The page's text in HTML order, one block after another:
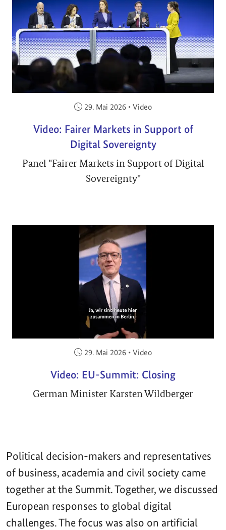
Veröffentlicht am:
29. Mai 2026 • Video
Video: Fairer Markets in Support of
Digital Sovereignty
Panel "Fairer Markets in Support of Digital
Sovereignty"
Veröffentlicht am:
29. Mai 2026 • Video
Video: EU-Summit: Closing
German Minister Karsten Wildberger
Political decision-makers and representatives
of business, academia and civil society came
together at the Summit. Together, we discussed
European responses to global digital
challenges. The focus was also on artificial